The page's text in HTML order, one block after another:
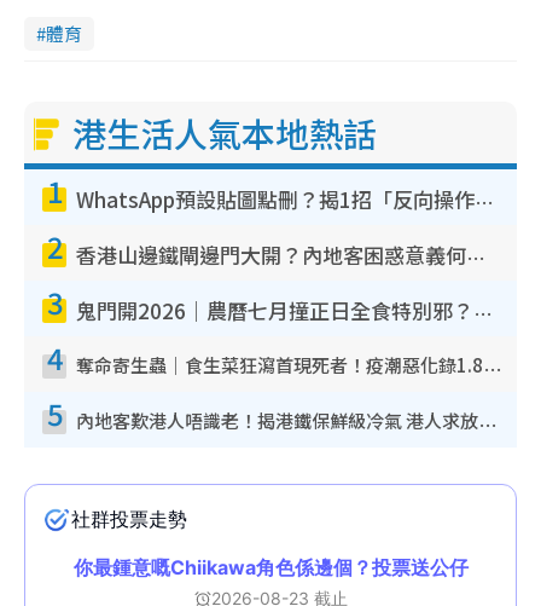
體育
港生活人氣本地熱話
1 WhatsApp預設貼圖點刪？揭1招「反向操作」還原簡潔介面 附3步實測教學
2 香港山邊鐵閘邊門大開？內地客困惑意義何在！網民神回覆：呢種叫法理性防禦
3 鬼門開2026｜農曆七月撞正日全食特別邪？專家警告切忌做一事！揭4大禁忌+2招保平安
4 奪命寄生蟲｜食生菜狂瀉首現死者！疫潮惡化錄1.8萬宗病例 揭洗菜3大謬誤
5 內地客歎港人唔識老！揭港鐵保鮮級冷氣 港人求放過：咪投訴